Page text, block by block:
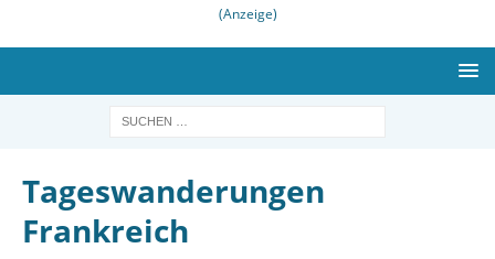
(Anzeige)
Tageswanderungen
Frankreich